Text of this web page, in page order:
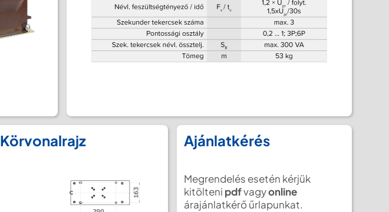
Körvonalrajz Ajánlatkérés
Megrendelés esetén kérjük
kitölteni pdfvagyonline
árajánlatkérő űrlapunkat.